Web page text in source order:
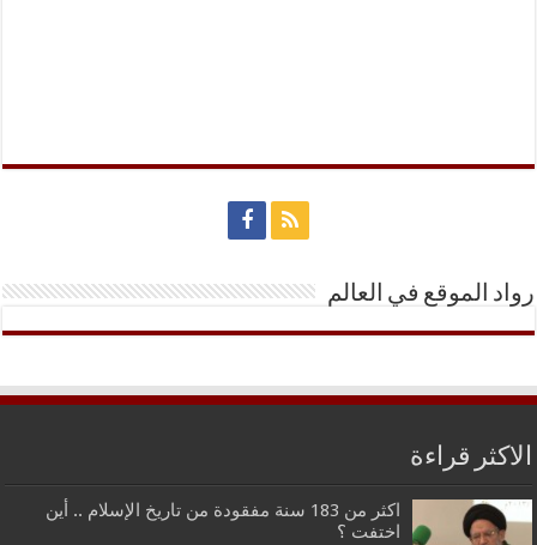
رواد الموقع في العالم
الاكثر قراءة
اكثر من 183 سنة مفقودة من تاريخ الإسلام .. أين
اختفت ؟